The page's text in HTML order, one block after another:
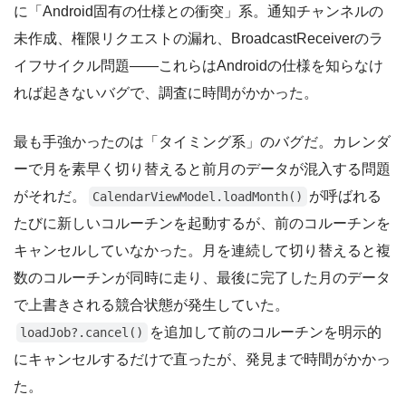
に「Android固有の仕様との衝突」系。通知チャンネルの
未作成、権限リクエストの漏れ、BroadcastReceiverのラ
イフサイクル問題——これらはAndroidの仕様を知らなけ
れば起きないバグで、調査に時間がかかった。
最も手強かったのは「タイミング系」のバグだ。カレンダ
ーで月を素早く切り替えると前月のデータが混入する問題
がそれだ。
CalendarViewModel.loadMonth()
が呼ばれる
たびに新しいコルーチンを起動するが、前のコルーチンを
キャンセルしていなかった。月を連続して切り替えると複
数のコルーチンが同時に走り、最後に完了した月のデータ
で上書きされる競合状態が発生していた。
loadJob?.cancel()
を追加して前のコルーチンを明示的
にキャンセルするだけで直ったが、発見まで時間がかかっ
た。